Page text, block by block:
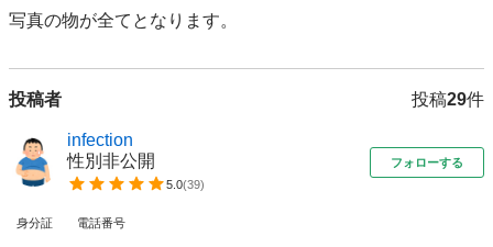
写真の物が全てとなります。
投稿者 投稿29件
infection
性別非公開
5.0(39)
フォローする
身分証 電話番号